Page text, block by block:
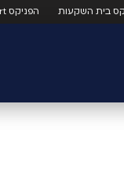
בית השקעות הפניקס smart